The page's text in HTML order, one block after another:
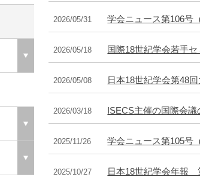
2026/05/31 学会ニュース第106号
2026/05/18 国際18世紀学会若手
2026/05/08 日本18世紀学会第48
2026/03/18 ISECS主催の国際会議
2025/11/26 学会ニュース第105号
2025/10/27 日本18世紀学会年報